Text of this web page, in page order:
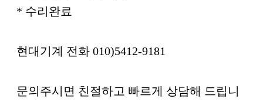
* 수리완료
현대기계 전화 010)5412-9181
문의주시면 친절하고 빠르게 상담해 드립니